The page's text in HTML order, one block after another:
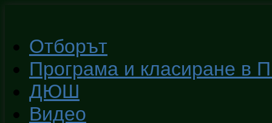
Отборът
Програма и класиране в
ДЮШ
Видео